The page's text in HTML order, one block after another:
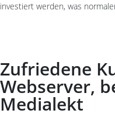
investiert werden, was
Zufriedene
Webserver,
Medialekt